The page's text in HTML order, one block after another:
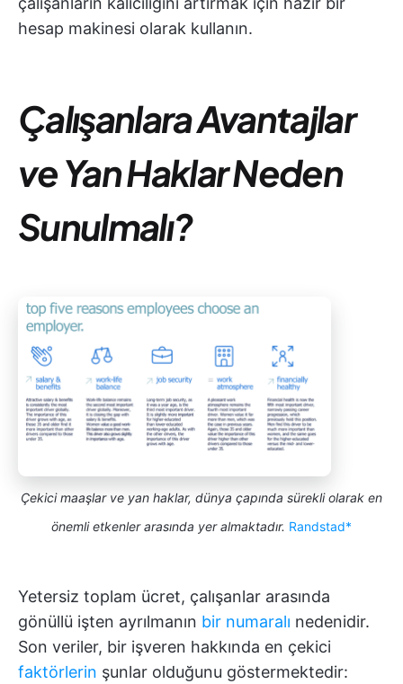
hesap makinesi olarak kullanın.
Çalışanlara Avantajlar
ve Yan Haklar Neden
Sunulmalı?
Çekici maaşlar ve yan haklar, dünya çapında sürekli olarak en
önemli etkenler arasında yer almaktadır. Randstad*
Yetersiz toplam ücret, çalışanlar arasında
gönüllü işten ayrılmanın bir numaralı nedenidir.
Son veriler, bir işveren hakkında en çekici
faktörlerin şunlar olduğunu göstermektedir: